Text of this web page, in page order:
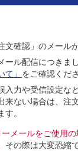
文確認」のメール
ール配信につきま
て」 をご確認くださ
入力や受信設定な
来ない場合は、注
。
メールをご使用
その際は大変恐縮